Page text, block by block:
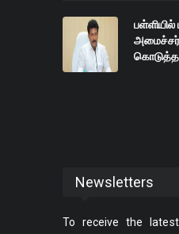
கொடுத்த
Newsletters
To receive the